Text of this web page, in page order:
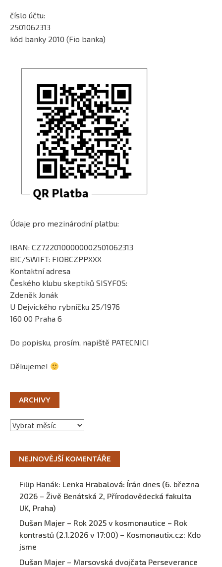
číslo účtu:
2501062313
kód banky 2010 (Fio banka)
Údaje pro mezinárodní platbu:
IBAN: CZ7220100000002501062313
BIC/SWIFT: FIOBCZPPXXX
Kontaktní adresa
Českého klubu skeptiků SISYFOS:
Zdeněk Jonák
U Dejvického rybníčku 25/1976
160 00 Praha 6
Do popisku, prosím, napiště PATECNICI
Děkujeme!
ARCHIVY
Archivy
NEJNOVĚJŠÍ KOMENTÁŘE
Filip Hanák: Lenka Hrabalová: Írán dnes (6. března
2026 – Živě Benátská 2, Přírodovědecká fakulta
UK, Praha)
Dušan Majer – Rok 2025 v kosmonautice – Rok
kontrastů (2.1.2026 v 17:00) – Kosmonautix.cz: Kdo
jsme
Dušan Majer – Marsovská dvojčata Perseverance